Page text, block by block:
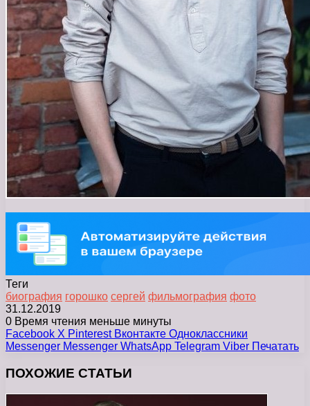
Теги
биография горошко сергей фильмография фото
31.12.2019
0 Время чтения меньше минуты
Facebook X Pinterest Вконтакте Одноклассники
Messenger Messenger WhatsApp Telegram Viber Печатать
ПОХОЖИЕ СТАТЬИ